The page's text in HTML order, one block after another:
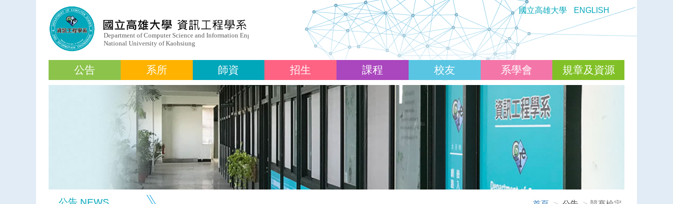
國立高雄大學 ENGLISH
公告 系所 師資 招生 課程 校友 系學會 規章及資源